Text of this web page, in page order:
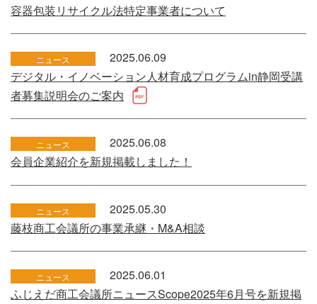
容器包装リサイクル法特定事業者について
ニュース
2025.06.09
デジタル・イノベーション人材育成プログラムin静岡受講
者募集説明会のご案内
ニュース
2025.06.08
会員企業紹介を新規掲載しました！
ニュース
2025.05.30
藤枝商工会議所の事業承継・M&A相談
ニュース
2025.06.01
ふじえだ商工会議所ニュースScope2025年6月号を新規掲